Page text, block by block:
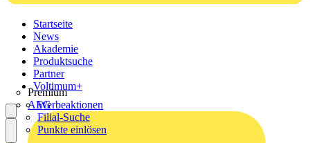
Startseite
News
Akademie
Produktsuche
Partner
Premium
AEG
Voltimum+
Werbeaktionen
Filial-Suche
Punkte einlösen